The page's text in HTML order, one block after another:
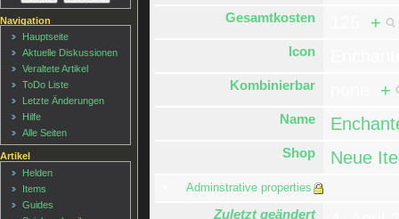
Gesamtkosten +
Icon
Kombinierbar +
Name
Shop Neue
Adminstrative properties
Zuletzt geändert
Navigation
Hauptseite
Aktuelle Diskussionen
Veraltete Artikel
ToDo Liste
Letzte Änderungen
Hilfe
Alle Seiten
Artikel
Helden
Items
Guides